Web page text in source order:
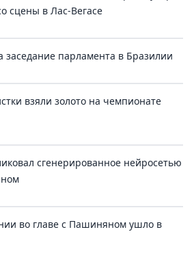
сцены в Лас-Вегасе
парламента в Бразилии
взяли золото на чемпионате
сгенерированное нейросетью
во главе с Пашиняном ушло в